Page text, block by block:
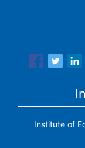
Institute of